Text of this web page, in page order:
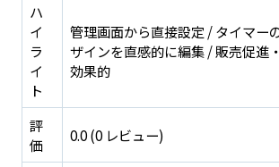
ハ
イ
ラ
イ
ト
管理画面から直接設定 / タイマー
ザインを直感的に編集 / 販売促進
効果的
評
価
0.0 (0 レビュー)